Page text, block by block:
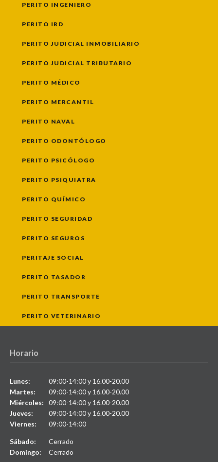
PERITO INGENIERO
PERITO IRD
PERITO JUDICIAL INMOBILIARIO
PERITO JUDICIAL TRIBUTARIO
PERITO MÉDICO
PERITO MERCANTIL
PERITO NAVAL
PERITO ODONTÓLOGO
PERITO PSICÓLOGO
PERITO PSIQUIATRA
PERITO QUÍMICO
PERITO SEGURIDAD
PERITO SEGUROS
PERITAJE SOCIAL
PERITO TASADOR
PERITO TRANSPORTE
PERITO VETERINARIO
Horario
Lunes:
09:00-14:00 y 16.00-20.00
Martes:
09:00-14:00 y 16.00-20.00
Miércoles:
09:00-14:00 y 16.00-20.00
Jueves:
09:00-14:00 y 16.00-20.00
Viernes:
09:00-14:00
Sábado:
Cerrado
Domingo:
Cerrado